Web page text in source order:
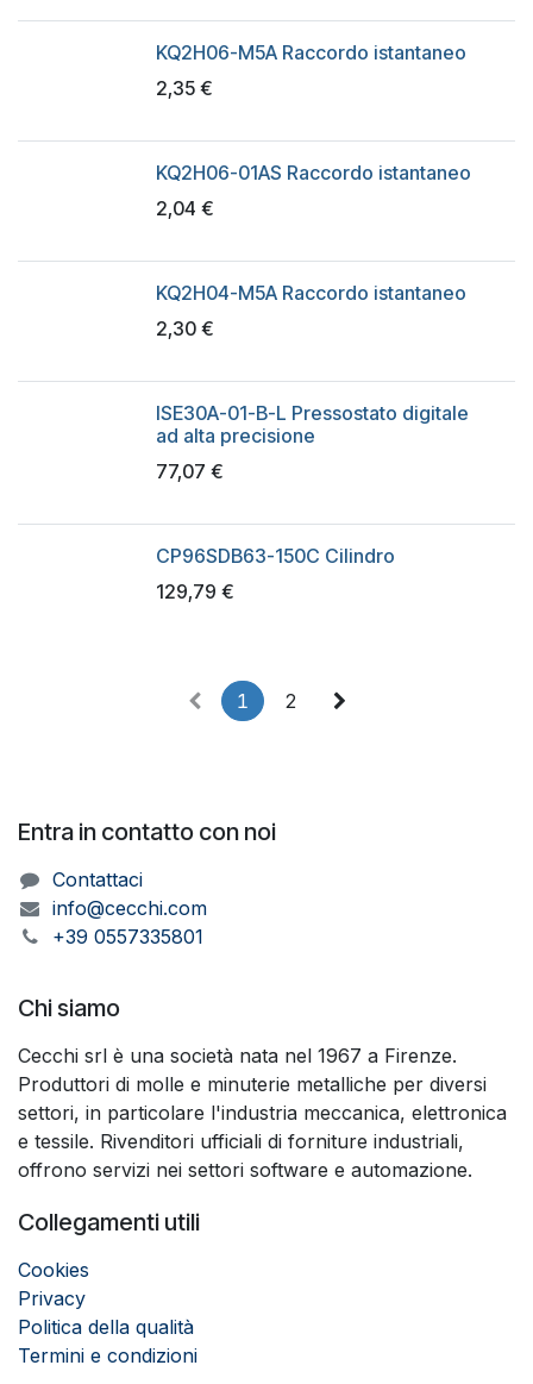
KQ2H06-M5A Raccordo istantaneo
2,35 €
KQ2H06-01AS Raccordo istantaneo
2,04 €
KQ2H04-M5A Raccordo istantaneo
2,30 €
ISE30A-01-B-L Pressostato digitale
ad alta precisione
77,07 €
CP96SDB63-150C Cilindro
129,79 €
1 2
Entra in contatto con noi
Contattaci
info@cecchi.com
+39 0557335801
Chi siamo
Cecchi srl è una società nata nel 1967 a Firenze.
Produttori di molle e minuterie metalliche per diversi
settori, in particolare l'industria meccanica, elettronica
e tessile. Rivenditori ufficiali di forniture industriali,
offrono servizi nei settori software e automazione.
Collegamenti utili
Cookies
Privacy
Politica della qualità
Termini e condizioni